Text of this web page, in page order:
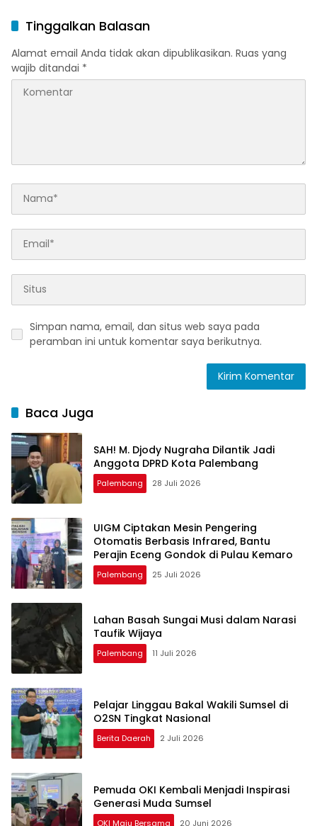
Tinggalkan Balasan
Alamat email Anda tidak akan dipublikasikan. Ruas yang
wajib ditandai *
Simpan nama, email, dan situs web saya pada
peramban ini untuk komentar saya berikutnya.
Baca Juga
SAH! M. Djody Nugraha Dilantik Jadi
Anggota DPRD Kota Palembang
Palembang 28 Juli 2026
UIGM Ciptakan Mesin Pengering
Otomatis Berbasis Infrared, Bantu
Perajin Eceng Gondok di Pulau Kemaro
Palembang 25 Juli 2026
Lahan Basah Sungai Musi dalam Narasi
Taufik Wijaya
Palembang 11 Juli 2026
Pelajar Linggau Bakal Wakili Sumsel di
O2SN Tingkat Nasional
Berita Daerah 2 Juli 2026
Pemuda OKI Kembali Menjadi Inspirasi
Generasi Muda Sumsel
OKI Maju Bersama 20 Juni 2026